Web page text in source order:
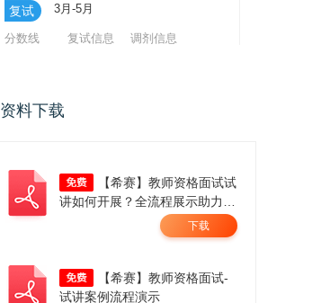
复试 3月-5月
分数线 复试信息
调剂信息
资料下载
【希赛】教师资格面试试
讲如何开展？全流程展示助力成
下载
【希赛】教师资格面试-
试讲案例流程演示